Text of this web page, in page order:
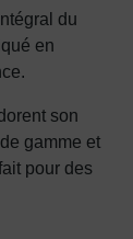
du
en
son
gamme et
pour des